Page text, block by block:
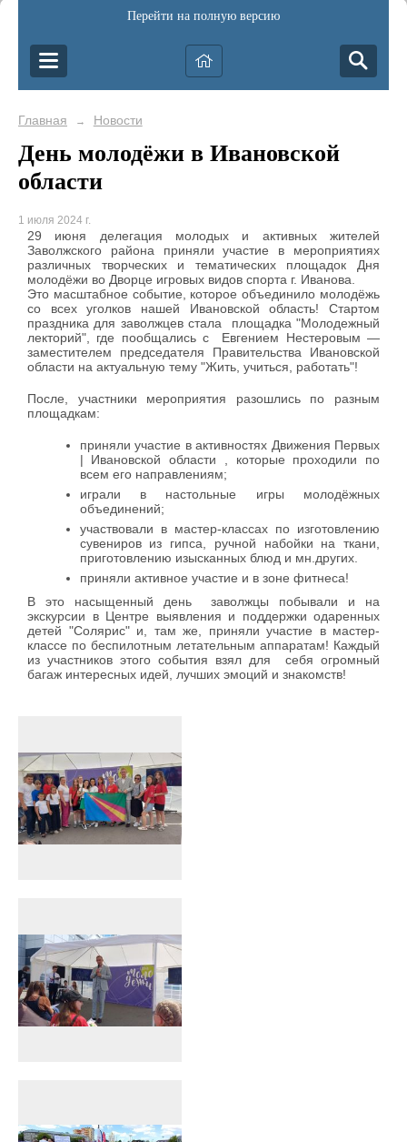
Перейти на полную версию
Главная → Новости
День молодёжи в Ивановской
области
1 июля 2024 г.
29 июня делегация молодых и активных жителей
Заволжского района приняли участие в мероприятиях
различных творческих и тематических площадок Дня
молодёжи во Дворце игровых видов спорта г. Иванова.
Это масштабное событие, которое объединило молодёжь
со всех уголков нашей Ивановской область! Стартом
праздника для заволжцев стала площадка "Молодежный
лекторий", где пообщались с Евгением Нестеровым —
заместителем председателя Правительства Ивановской
области на актуальную тему "Жить, учиться, работать"!
После, участники мероприятия разошлись по разным
площадкам:
приняли участие в активностях Движения Первых
| Ивановской области , которые проходили по
всем его направлениям;
играли в настольные игры молодёжных
объединений;
участвовали в мастер-классах по изготовлению
сувениров из гипса, ручной набойки на ткани,
приготовлению изысканных блюд и мн.других.
приняли активное участие и в зоне фитнеса!
В это насыщенный день заволжцы побывали и на
экскурсии в Центре выявления и поддержки одаренных
детей "Солярис" и, там же, приняли участие в мастер-
классе по беспилотным летательным аппаратам! Каждый
из участников этого события взял для себя огромный
багаж интересных идей, лучших эмоций и знакомств!